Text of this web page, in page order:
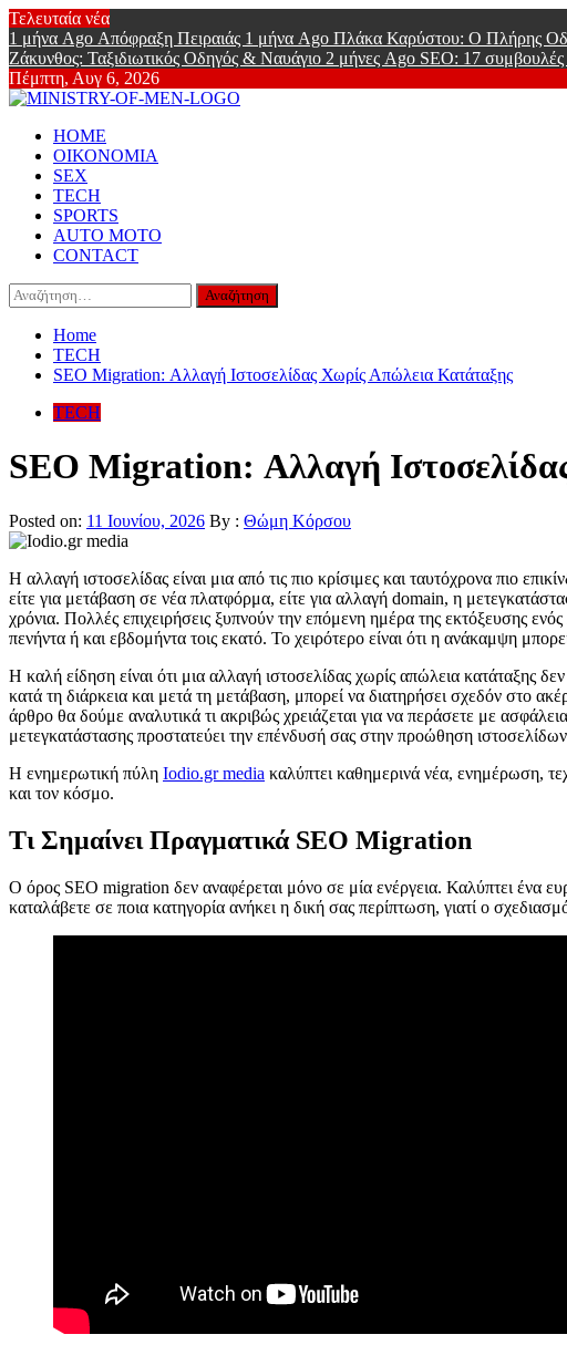
Skip
to
content
Τελευταία νέα
1 μήνα Ago Απόφραξη Πειραιάς 1 μήνα Ago Πλάκα Καρύστου: Ο Πλήρης
Ζάκυνθος: Ταξιδιωτικός Οδηγός & Ναυάγιο 2 μήνες Ago SEO: 17
Πέμπτη, Αυγ 6, 2026
Online Lifestyle περιοδικό για Aνδρες
Primary
Menu
HOME
ΟΙΚΟΝΟΜΙΑ
SEX
TECH
SPORTS
AUTO MOTO
CONTACT
Αναζήτηση
για:
Home
TECH
SEO Migration: Αλλαγή Ιστοσελίδας Χωρίς Απώλεια Κατάταξης
TECH
SEO Migration: Αλλαγή
Posted on: 11 Ιουνίου, 2026 By : Θώμη Κόρσου
Η αλλαγή ιστοσελίδας είναι μια από τις πιο κρίσιμες και ταυτόχρονα πιο
είτε για μετάβαση σε νέα πλατφόρμα, είτε για αλλαγή domain, η
χρόνια. Πολλές επιχειρήσεις ξυπνούν την επόμενη ημέρα της εκτόξευσης
πενήντα ή και εβδομήντα τοις εκατό. Το χειρότερο είναι ότι η ανάκαμψη
Η καλή είδηση είναι ότι μια αλλαγή ιστοσελίδας χωρίς απώλεια κατάταξης
κατά τη διάρκεια και μετά τη μετάβαση, μπορεί να διατηρήσει σχεδόν στο
άρθρο θα δούμε αναλυτικά τι ακριβώς χρειάζεται για να περάσετε με
μετεγκατάστασης προστατεύει την επένδυσή σας στην προώθηση
Η ενημερωτική πύλη Iodio.gr media καλύπτει καθημερινά νέα, ενημέρωση,
και τον κόσμο.
Τι Σημαίνει Πραγματικά SEO Migration
Ο όρος SEO migration δεν αναφέρεται μόνο σε μία ενέργεια. Καλύπτει ένα
καταλάβετε σε ποια κατηγορία ανήκει η δική σας περίπτωση, γιατί ο